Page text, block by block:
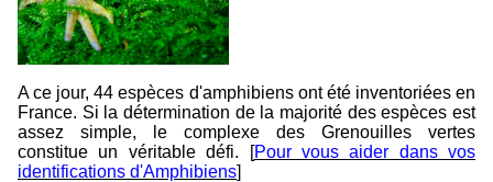
A ce jour, 44 espèces d'amphibiens ont été inventoriées en
France. Si la détermination de la majorité des espèces est
assez simple, le complexe des Grenouilles vertes
constitue un véritable défi.
[Pour vous aider dans vos
identifications d'Amphibiens]